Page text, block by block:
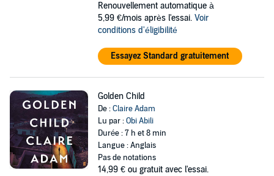
Renouvellement automatique à
5,99 €/mois après l'essai. Voir
conditions d'éligibilité
Essayez Standard gratuitement
Golden Child
De :Claire Adam
Lu par :Obi Abili
Durée : 7 h et 8 min
Langue : Anglais
Pas de notations
14,99 € ou gratuit avec l'essai.